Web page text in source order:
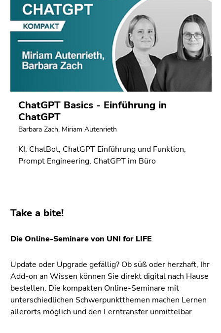
ChatGPT Basics - Einführung in
ChatGPT
Barbara Zach, Miriam Autenrieth
KI, ChatBot, ChatGPT Einführung und Funktion,
Prompt Engineering, ChatGPT im Büro
Take a bite!
Die Online-Seminare von UNI for LIFE
Update oder Upgrade gefällig? Ob süß oder herzhaft, Ihr
Add-on an Wissen können Sie direkt digital nach Hause
bestellen. Die kompakten Online-Seminare mit
unterschiedlichen Schwerpunktthemen machen Lernen
allerorts möglich und den Lerntransfer unmittelbar.